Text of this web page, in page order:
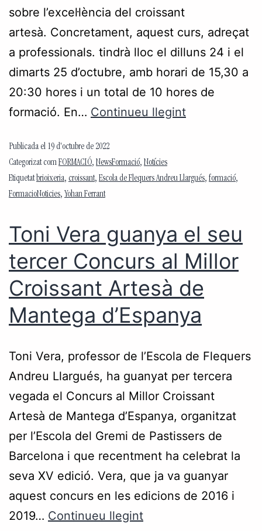
sobre l’excel·lència del croissant
artesà. Concretament, aquest curs, adreçat
a professionals. tindrà lloc el dilluns 24 i el
dimarts 25 d’octubre, amb horari de 15,30 a
20:30 hores i un total de 10 hores de
formació. En… Continueu llegint
Publicada el 19 d'octubre de 2022
Categorizat comFORMACIÓ, NewsFormació, Notícies
Etiquetatbrioixeria, croissant, Escola de Flequers Andreu Llargués, formació,
FormacioNoticies, Yohan Ferrant
Toni Vera guanya el seu
tercer Concurs al Millor
Croissant Artesà de
Mantega d’Espanya
Toni Vera, professor de l’Escola de Flequers
Andreu Llargués, ha guanyat per tercera
vegada el Concurs al Millor Croissant
Artesà de Mantega d’Espanya, organitzat
per l’Escola del Gremi de Pastissers de
Barcelona i que recentment ha celebrat la
seva XV edició. Vera, que ja va guanyar
aquest concurs en les edicions de 2016 i
2019… Continueu llegint